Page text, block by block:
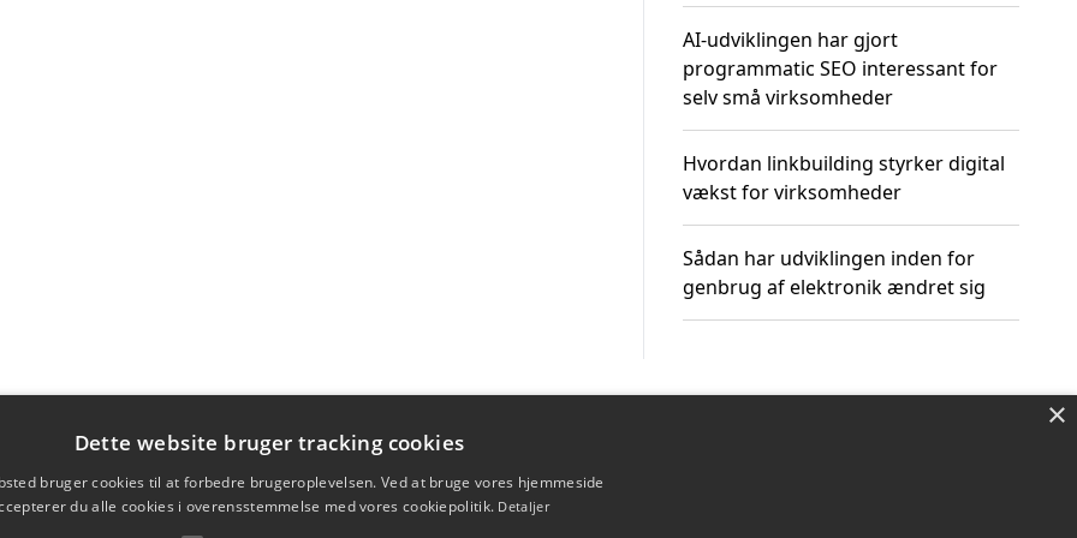
AI-udviklingen har gjort
programmatic SEO interessant for
selv små virksomheder
Hvordan linkbuilding styrker digital
vækst for virksomheder
Sådan har udviklingen inden for
genbrug af elektronik ændret sig
×
Dette website bruger tracking cookies
bruger cookies til at forbedre brugeroplevelsen. Ved at bruge vores hjemmeside
du alle cookies i overensstemmelse med vores cookiepolitik. Detaljer